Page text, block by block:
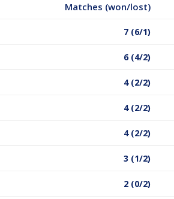
Matches (won/lost)
7 (6/1)
6 (4/2)
4 (2/2)
4 (2/2)
4 (2/2)
3 (1/2)
2 (0/2)